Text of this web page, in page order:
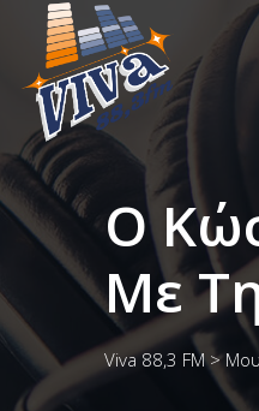
O
Με
Viva 88,3 FM>